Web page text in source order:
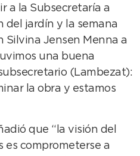
a la Subsecretaría a
del jardín y la semana
Silvina Jensen Menna a
una buena
(Lambezat):
la obra y estamos
que “la visión del
es comprometerse a